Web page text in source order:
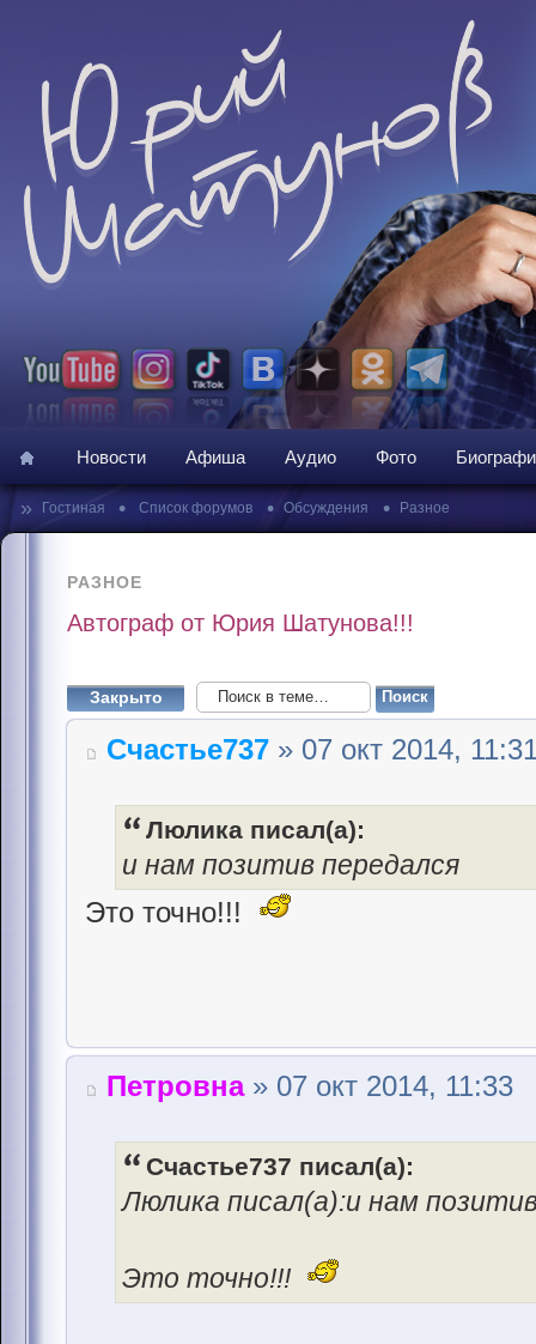
Новости Афиша Аудио Фото
» Гостиная • Список форумов • Обсуждения • Разное
РАЗНОЕ
Автограф от Юрия Шатунова!!!
Закрыто
Счастье737 » 07 окт 2014,
Люлика писал(а):
и нам позитив передался
Это точно!!!
Петровна» 07 окт 2014, 11:33
Счастье737 писал(а):
Люлика писал(а):и нам
Это точно!!!